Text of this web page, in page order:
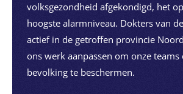
volksgezondheid afgekondigd, het
hoogste alarmniveau. Dokters van
actief in de getroffen provincie
ons werk aanpassen om onze teams
bevolking te beschermen.